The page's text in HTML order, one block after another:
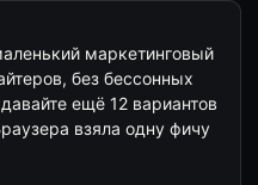
маркетинговый
без бессонных
ещё 12 вариантов
взяла одну фичу